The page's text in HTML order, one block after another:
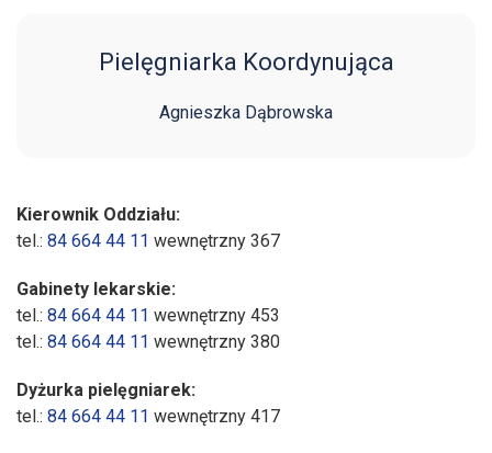
Pielęgniarka Koordynująca
Agnieszka Dąbrowska
Kierownik Oddziału:
tel.: 84 664 44 11 wewnętrzny 367
Gabinety lekarskie:
tel.: 84 664 44 11 wewnętrzny 453
tel.: 84 664 44 11 wewnętrzny 380
Dyżurka pielęgniarek:
tel.: 84 664 44 11 wewnętrzny 417